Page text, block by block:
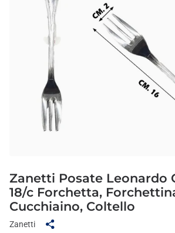
Zanetti Posate Leonardo
18/c Forchetta,
Cucchiaino, Coltello
Zanetti